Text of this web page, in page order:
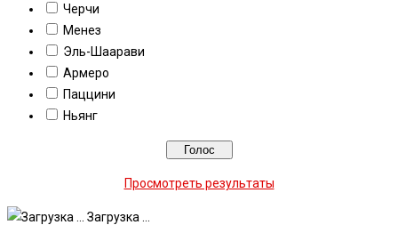
Черчи
Менез
Эль-Шаарави
Армеро
Паццини
Ньянг
Просмотреть результаты
Загрузка ...